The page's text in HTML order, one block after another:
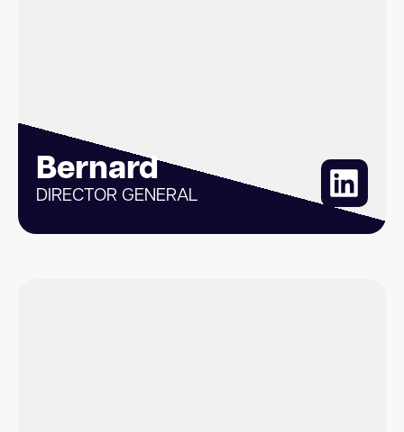
Bernard
DIRECTOR GENERAL